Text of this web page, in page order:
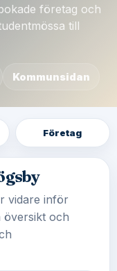
företag och
till
Kommunsidan
Företag
vidare inför
översikt och